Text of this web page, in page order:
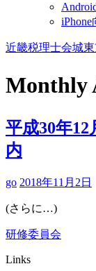
iPhone
近畿税理士会城
Monthly
平成30年
内
go 2018年11月2日
(さらに…)
研修委員会
Links